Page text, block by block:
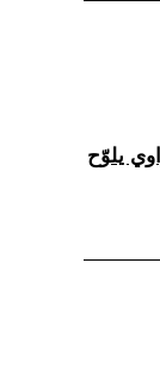
يلوّح